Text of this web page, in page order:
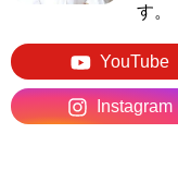
す。
YouTube
Instagram